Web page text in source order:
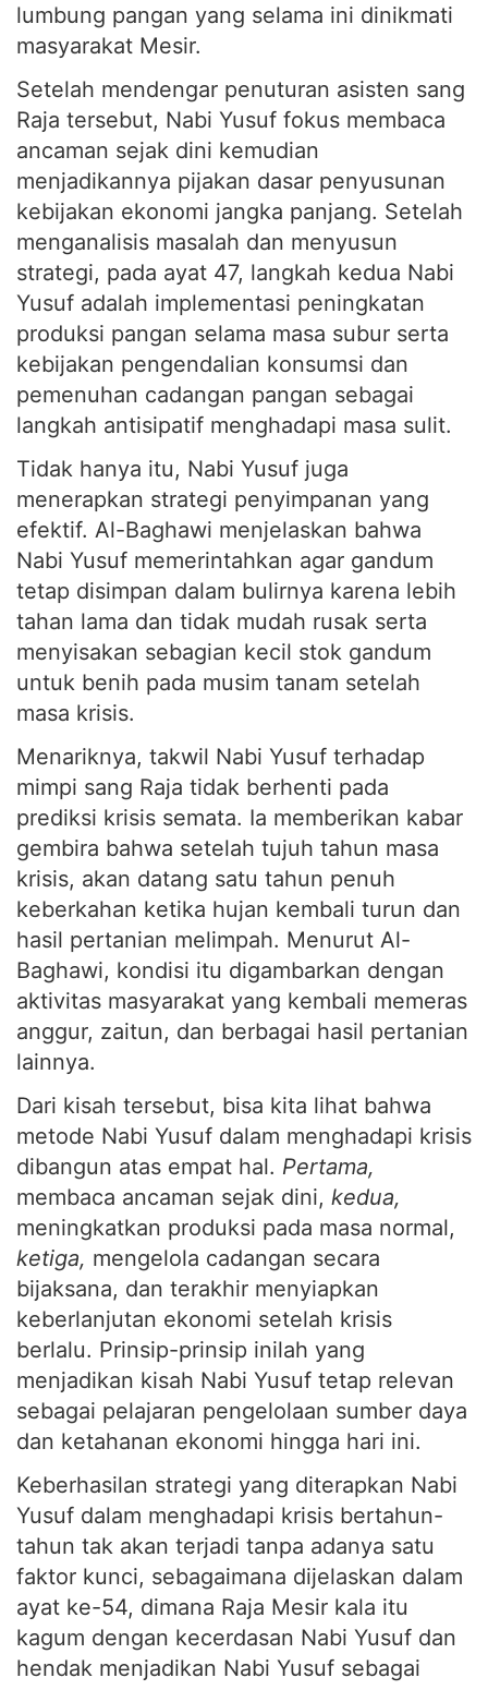
lumbung pangan yang selama ini dinikmati
masyarakat Mesir.
Setelah mendengar penuturan asisten sang
Raja tersebut, Nabi Yusuf fokus membaca
ancaman sejak dini kemudian
menjadikannya pijakan dasar penyusunan
kebijakan ekonomi jangka panjang. Setelah
menganalisis masalah dan menyusun
strategi, pada ayat 47, langkah kedua Nabi
Yusuf adalah implementasi peningkatan
produksi pangan selama masa subur serta
kebijakan pengendalian konsumsi dan
pemenuhan cadangan pangan sebagai
langkah antisipatif menghadapi masa sulit.
Tidak hanya itu, Nabi Yusuf juga
menerapkan strategi penyimpanan yang
efektif. Al-Baghawi menjelaskan bahwa
Nabi Yusuf memerintahkan agar gandum
tetap disimpan dalam bulirnya karena lebih
tahan lama dan tidak mudah rusak serta
menyisakan sebagian kecil stok gandum
untuk benih pada musim tanam setelah
masa krisis.
Menariknya, takwil Nabi Yusuf terhadap
mimpi sang Raja tidak berhenti pada
prediksi krisis semata. Ia memberikan kabar
gembira bahwa setelah tujuh tahun masa
krisis, akan datang satu tahun penuh
keberkahan ketika hujan kembali turun dan
hasil pertanian melimpah. Menurut Al-
Baghawi, kondisi itu digambarkan dengan
aktivitas masyarakat yang kembali memeras
anggur, zaitun, dan berbagai hasil pertanian
lainnya.
Dari kisah tersebut, bisa kita lihat bahwa
metode Nabi Yusuf dalam menghadapi krisis
dibangun atas empat hal. Pertama,
membaca ancaman sejak dini, kedua,
meningkatkan produksi pada masa normal,
ketiga, mengelola cadangan secara
bijaksana, dan terakhir menyiapkan
keberlanjutan ekonomi setelah krisis
berlalu. Prinsip-prinsip inilah yang
menjadikan kisah Nabi Yusuf tetap relevan
sebagai pelajaran pengelolaan sumber daya
dan ketahanan ekonomi hingga hari ini.
Keberhasilan strategi yang diterapkan Nabi
Yusuf dalam menghadapi krisis bertahun-
tahun tak akan terjadi tanpa adanya satu
faktor kunci, sebagaimana dijelaskan dalam
ayat ke-54, dimana Raja Mesir kala itu
kagum dengan kecerdasan Nabi Yusuf dan
hendak menjadikan Nabi Yusuf sebagai